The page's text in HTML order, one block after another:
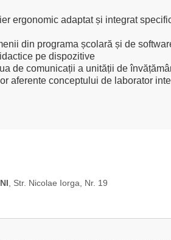
ergonomic adaptat și integrat
din programa școlară și de
pe dispozitive
de comunicații a unității de
aferente conceptului de laborator
, Str. Nicolae Iorga, Nr. 19